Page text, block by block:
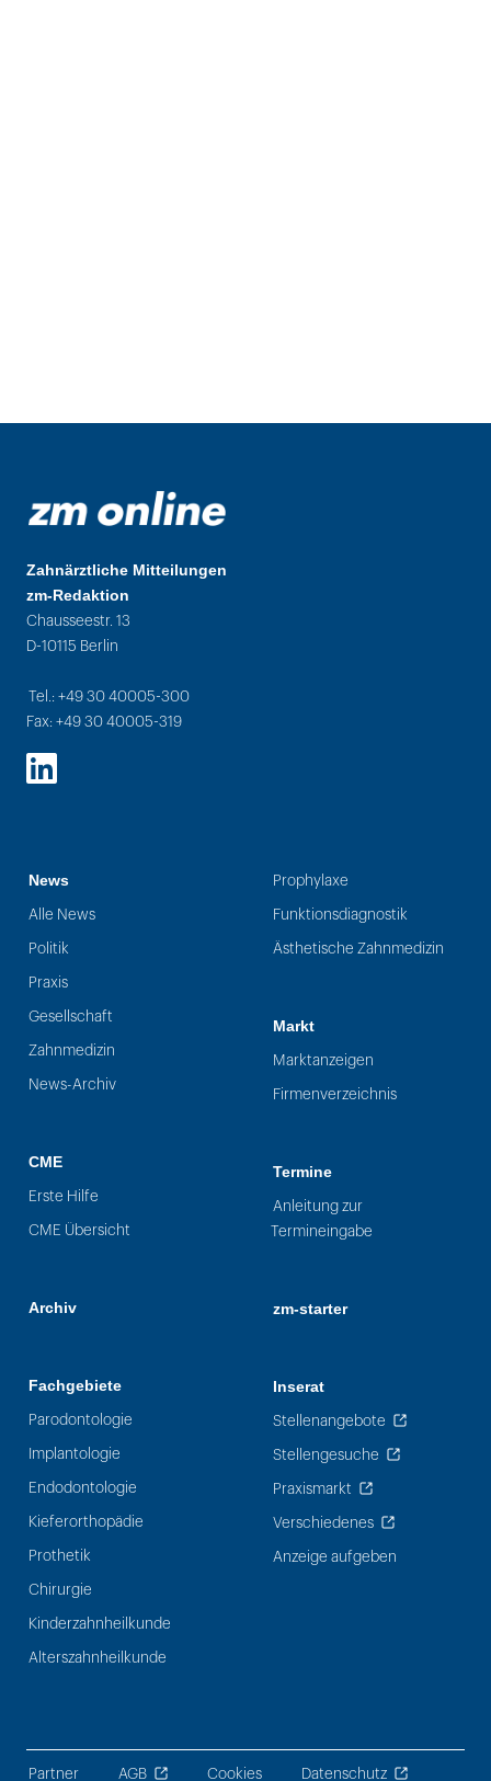
Zahnärztliche Mitteilungen
zm-Redaktion
Chausseestr. 13
D-10115 Berlin
Tel.: +49 30 40005-300
Fax: +49 30 40005-319
LinkedIn
News
Alle News
Politik
Praxis
Gesellschaft
Zahnmedizin
News-Archiv
CME
Erste Hilfe
CME Übersicht
Archiv
Fachgebiete
Parodontologie
Implantologie
Endodontologie
Kieferorthopädie
Prothetik
Chirurgie
Kinderzahnheilkunde
Alterszahnheilkunde
Prophylaxe
Funktionsdiagnostik
Ästhetische Zahnmedizin
Markt
Marktanzeigen
Firmenverzeichnis
Termine
Anleitung zur
Termineingabe
zm-starter
Inserat
Stellenangebote
Stellengesuche
Praxismarkt
Verschiedenes
Anzeige aufgeben
Partner AGB Cookies Datenschutz